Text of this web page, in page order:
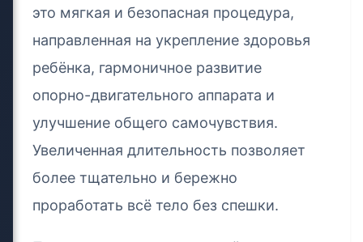
это мягкая и безопасная процедура,
направленная на укрепление здоровья
ребёнка, гармоничное развитие
опорно-двигательного аппарата и
улучшение общего самочувствия.
Увеличенная длительность позволяет
более тщательно и бережно
проработать всё тело без спешки.